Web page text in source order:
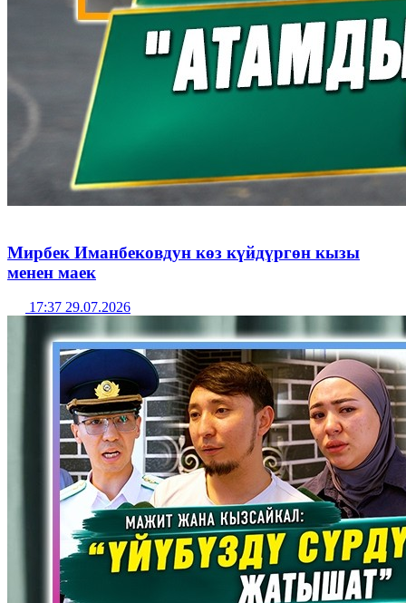
Мирбек Иманбековдун көз күйдүргөн кызы
менен маек
17:37 29.07.2026